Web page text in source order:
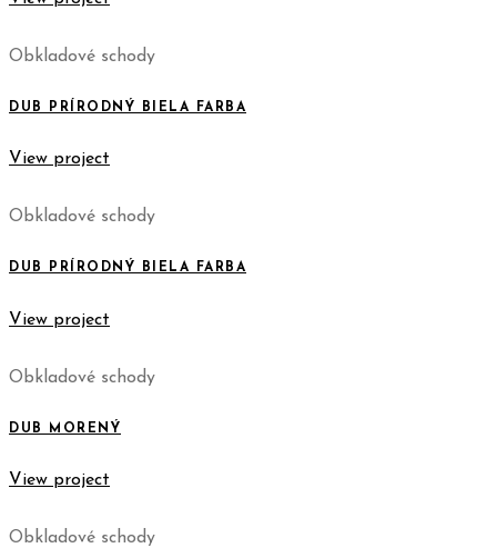
Obkladové schody
DUB PRÍRODNÝ BIELA FARBA
View project
Obkladové schody
DUB PRÍRODNÝ BIELA FARBA
View project
Obkladové schody
DUB MORENÝ
View project
Obkladové schody